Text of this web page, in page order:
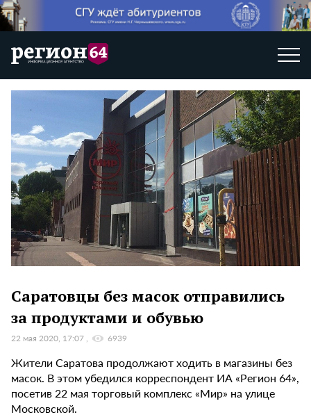
Саратовцы без масок отправились
за продуктами и обувью
22 мая 2020, 17:07 6939
Жители Саратова продолжают ходить в магазины без
масок. В этом убедился корреспондент ИА «Регион 64»,
посетив 22 мая торговый комплекс «Мир» на улице
Московской.